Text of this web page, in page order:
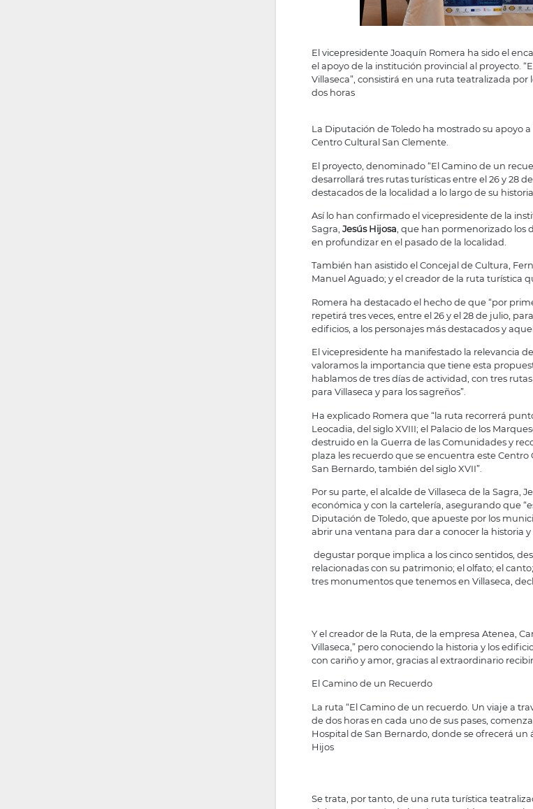
El vicepresidente Joaquín Romera ha sido el
el apoyo de la institución provincial al proyecto.
Villaseca”, consistirá en una ruta teatralizada
dos horas
La Diputación de Toledo ha mostrado su apoyo
Centro Cultural San Clemente.
El proyecto, denominado “El Camino de un
desarrollará tres rutas turísticas entre el 26 y 28
destacados de la localidad a lo largo de su historia.
Así lo han confirmado el vicepresidente de la
Sagra,Jesús Hijosa , que han pormenorizado los
en profundizar en el pasado de la localidad.
También han asistido el Concejal de Cultura,
Manuel Aguado; y el creador de la ruta turística
Romera ha destacado el hecho de que “por
repetirá tres veces, entre el 26 y el 28 de julio,
edificios, a los personajes más destacados y
El vicepresidente ha manifestado la relevancia
valoramos la importancia que tiene esta
hablamos de tres días de actividad, con tres
para Villaseca y para los sagreños”.
Ha explicado Romera que “la ruta recorrerá
Leocadia, del siglo XVIII; el Palacio de los
destruido en la Guerra de las Comunidades y
plaza les recuerdo que se encuentra este
San Bernardo, también del siglo XVII”.
Por su parte, el alcalde de Villaseca de la Sagra,
económica y con la cartelería, asegurando que
Diputación de Toledo, que apueste por los
abrir una ventana para dar a conocer la historia
degustar porque implica a los cinco sentidos,
relacionadas con su patrimonio; el olfato; el
tres monumentos que tenemos en Villaseca,
Y el creador de la Ruta, de la empresa Atenea,
Villaseca,” pero conociendo la historia y los
con cariño y amor, gracias al extraordinario
El Camino de un Recuerdo
La ruta “El Camino de un recuerdo. Un viaje a
de dos horas en cada uno de sus pases,
Hospital de San Bernardo, donde se ofrecerá
Hijos
Se trata, por tanto, de una ruta turística